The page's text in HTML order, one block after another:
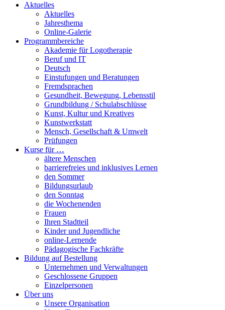
Aktuelles
Aktuelles
Jahresthema
Online-Galerie
Programmbereiche
Akademie für Logotherapie
Beruf und IT
Deutsch
Einstufungen und Beratungen
Fremdsprachen
Gesundheit, Bewegung, Lebensstil
Grundbildung / Schulabschlüsse
Kunst, Kultur und Kreatives
Kunstwerkstatt
Mensch, Gesellschaft & Umwelt
Prüfungen
Kurse für …
ältere Menschen
barrierefreies und inklusives Lernen
den Sommer
Bildungsurlaub
den Sonntag
die Wochenenden
Frauen
Ihren Stadtteil
Kinder und Jugendliche
online-Lernende
Pädagogische Fachkräfte
Bildung auf Bestellung
Unternehmen und Verwaltungen
Geschlossene Gruppen
Einzelpersonen
Über uns
Unsere Organisation